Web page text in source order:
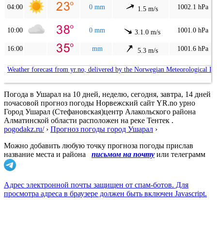
04:00 0 mm 1.5 m/s 1002.1 hPa
10:00 0 mm 3.1.0 m/s 1001.0 hPa
16:00 mm 5.3 m/s 1001.6 hPa
Weather forecast from yr.no, delivered by the Norwegian Meteorological
Погода в Ушарал на 10 дней, неделю, сегодня, завтра, 14 дней
почасовой прогноз погоды Норвежский сайт YR.no урно
Город Ушарал (Стефановская)центр Алакольского района
Алматинской области расположен на реке Тентек .
pogodakz.ru/› Прогноз погоды город Ушарал ›
Можно добавить любую точку прогноза погоды прислав
название места и района
письмом на почту или телеграмм
Адрес электронной почты защищен от спам-ботов. Для
просмотра адреса в браузере должен быть включен Javascript.